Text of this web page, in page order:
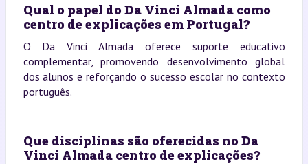
Qual o papel do Da Vinci Almada como
centro de explicações em Portugal?
O Da Vinci Almada oferece suporte educativo
complementar, promovendo desenvolvimento global
dos alunos e reforçando o sucesso escolar no contexto
português.
Que disciplinas são oferecidas no Da
Vinci Almada centro de explicações?